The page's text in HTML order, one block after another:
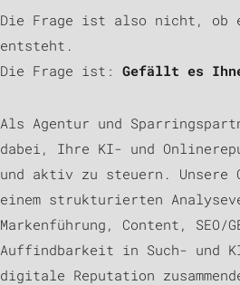
Die Frage ist also nicht, ob
entsteht.
Die Frage ist: Gefällt es
Als Agentur und
dabei, Ihre KI- und
und aktiv zu steuern. Unsere
einem strukturierten
Markenführung, Content, SEO/
Auffindbarkeit in Such- und
digitale Reputation